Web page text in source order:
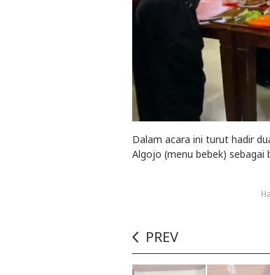
Dalam acara ini turut hadir
Algojo (menu bebek) sebagai
PREV